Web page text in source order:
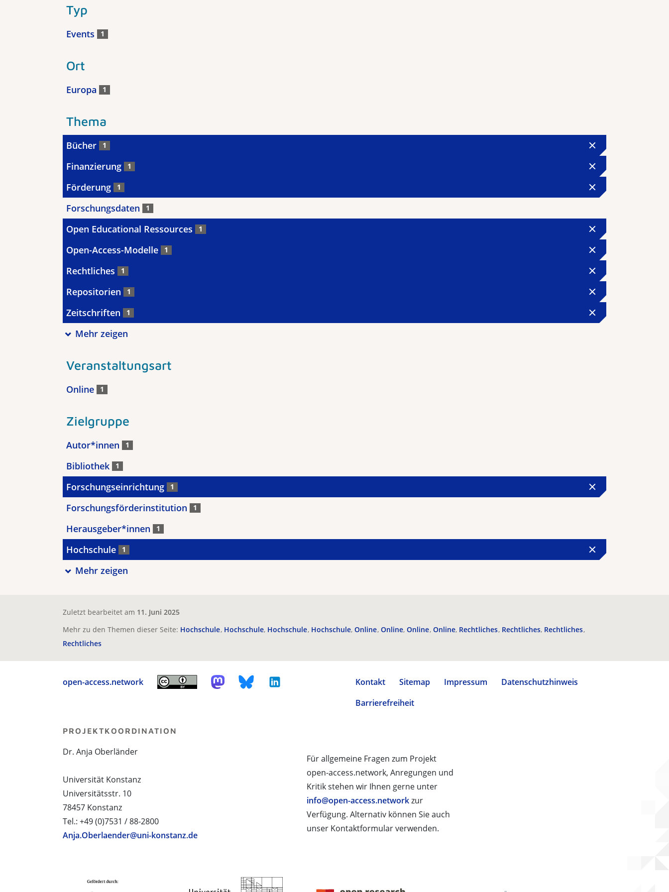
Typ
Events 1
Ort
Europa 1
Thema
Bücher 1
Finanzierung 1
Förderung 1
Forschungsdaten 1
Open Educational Ressources 1
Open-Access-Modelle 1
Rechtliches 1
Repositorien 1
Zeitschriften 1
Mehr zeigen
Veranstaltungsart
Online 1
Zielgruppe
Autor*innen 1
Bibliothek 1
Forschungseinrichtung 1
Forschungsförderinstitution 1
Herausgeber*innen 1
Hochschule 1
Mehr zeigen
Zuletzt bearbeitet am 11. Juni 2025
Mehr zu den Themen dieser Seite: Hochschule Hochschule Hochschule Hochschule Online Online Online Online Rechtliches Rechtliches Rechtliches
Rechtliches
open-access.network Kontakt Sitemap Impressum
Datenschutzhinweis
Barrierefreiheit
Für allgemeine Fragen zum Projekt
open-access.network, Anregungen und
Kritik stehen wir Ihnen gerne unter
info@open-access.networkzur
Verfügung. Alternativ können Sie auch
unser Kontaktformular verwenden.
PROJEKTKOORDINATION
Dr. Anja Oberländer
Universität Konstanz
Universitätsstr. 10
78457 Konstanz
Tel.: +49 (0)7531 / 88-2800
Anja.Oberlaender@uni-konstanz.de